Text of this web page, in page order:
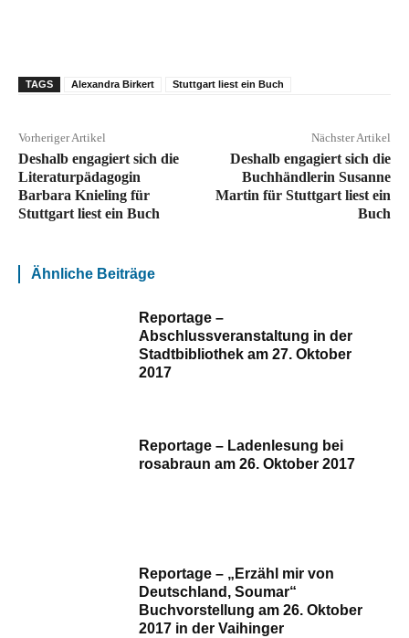
TAGS Alexandra Birkert Stuttgart liest ein Buch
Vorheriger Artikel
Deshalb engagiert sich die
Literaturpädagogin
Barbara Knieling für
Stuttgart liest ein Buch
Nächster Artikel
Deshalb engagiert sich die
Buchhändlerin Susanne
Martin für Stuttgart liest ein
Buch
Ähnliche Beiträge
Reportage –
Abschlussveranstaltung in der
Stadtbibliothek am 27. Oktober
2017
Reportage – Ladenlesung bei
rosabraun am 26. Oktober 2017
Reportage – „Erzähl mir von
Deutschland, Soumar“
Buchvorstellung am 26. Oktober
2017 in der Vaihinger